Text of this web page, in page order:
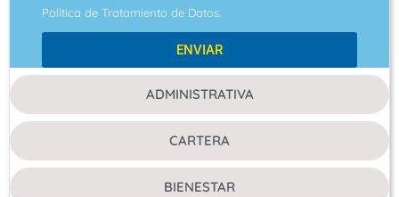
ADMINISTRATIVA
CARTERA
BIENESTAR
Política de Tratamiento de Datos.
ENVIAR